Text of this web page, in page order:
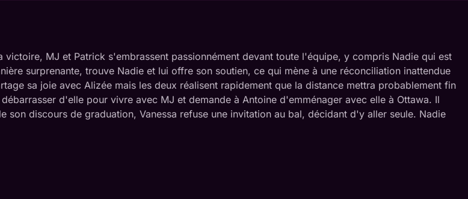
MJ et Patrick s'embrassent passionnément devant toute l'équipe, y compris Nadie qui est
surprenante, trouve Nadie et lui offre son soutien, ce qui mène à une réconciliation inattendue
sa joie avec Alizée mais les deux réalisent rapidement que la distance mettra probablement fin
d'elle pour vivre avec MJ et demande à Antoine d'emménager avec elle à Ottawa. Il
discours de graduation, Vanessa refuse une invitation au bal, décidant d'y aller seule. Nadie